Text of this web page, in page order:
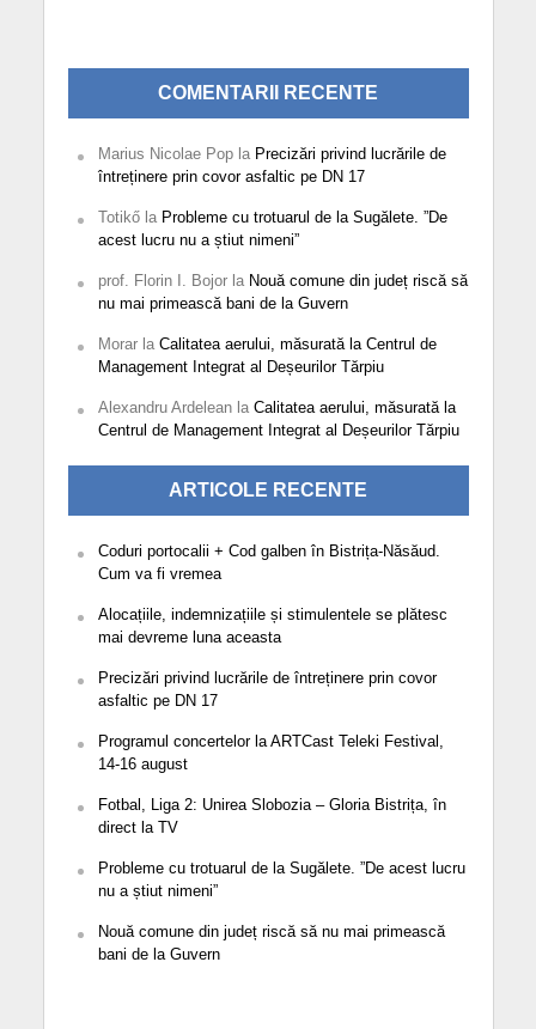
COMENTARII RECENTE
Marius Nicolae Popla Precizări privind lucrările de
întreținere prin covor asfaltic pe DN 17
Totikőla Probleme cu trotuarul de la Sugălete. ”De
acest lucru nu a știut nimeni”
prof. Florin I. Bojorla Nouă comune din județ riscă să
nu mai primească bani de la Guvern
Morarla Calitatea aerului, măsurată la Centrul de
Management Integrat al Deșeurilor Tărpiu
Alexandru Ardeleanla Calitatea aerului, măsurată la
Centrul de Management Integrat al Deșeurilor Tărpiu
ARTICOLE RECENTE
Coduri portocalii + Cod galben în Bistrița-Năsăud.
Cum va fi vremea
Alocațiile, indemnizațiile și stimulentele se plătesc
mai devreme luna aceasta
Precizări privind lucrările de întreținere prin covor
asfaltic pe DN 17
Programul concertelor la ARTCast Teleki Festival,
14-16 august
Fotbal, Liga 2: Unirea Slobozia – Gloria Bistrița, în
direct la TV
Probleme cu trotuarul de la Sugălete. ”De acest lucru
nu a știut nimeni”
Nouă comune din județ riscă să nu mai primească
bani de la Guvern